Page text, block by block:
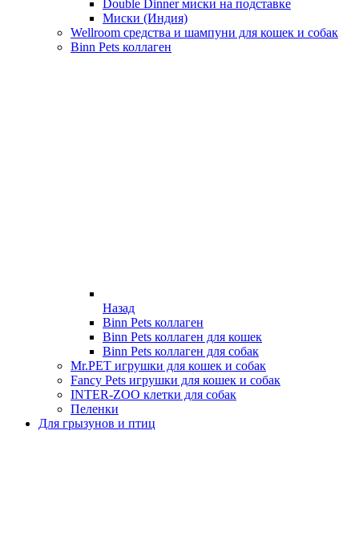
Double Dinner миски на подставке
Миски (Индия)
Wellroom средства и шампуни для кошек и собак
Binn Pets коллаген
Назад
Binn Pets коллаген
Binn Pets коллаген для кошек
Binn Pets коллаген для собак
Mr.PET игрушки для кошек и собак
Fancy Pets игрушки для кошек и собак
INTER-ZOO клетки для собак
Пеленки
Для грызунов и птиц